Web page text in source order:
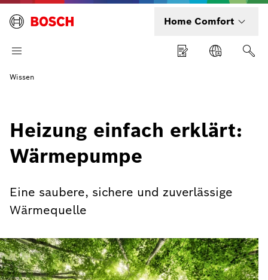
Home Comfort
Wissen
Heizung einfach erklärt:
Wärmepumpe
Eine saubere, sichere und zuverlässige
Wärmequelle